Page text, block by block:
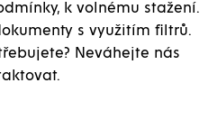
k volnému stažení.
s využitím filtrů.
Neváhejte nás